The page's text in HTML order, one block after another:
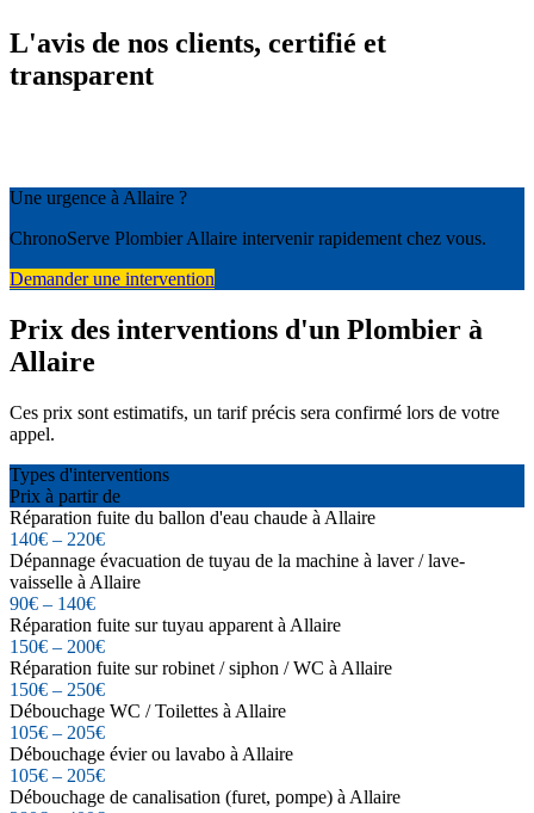
L'avis de nos clients, certifié et
transparent
Une urgence à Allaire ?
ChronoServe Plombier Allaire intervenir rapidement chez vous.
Demander une intervention
Prix des interventions d'un Plombier à
Allaire
Ces prix sont estimatifs, un tarif précis sera confirmé lors de votre
appel.
Types d'interventions
Prix à partir de
Réparation fuite du ballon d'eau chaude à Allaire
140€ – 220€
Dépannage évacuation de tuyau de la machine à laver / lave-
vaisselle à Allaire
90€ – 140€
Réparation fuite sur tuyau apparent à Allaire
150€ – 200€
Réparation fuite sur robinet / siphon / WC à Allaire
150€ – 250€
Débouchage WC / Toilettes à Allaire
105€ – 205€
Débouchage évier ou lavabo à Allaire
105€ – 205€
Débouchage de canalisation (furet, pompe) à Allaire